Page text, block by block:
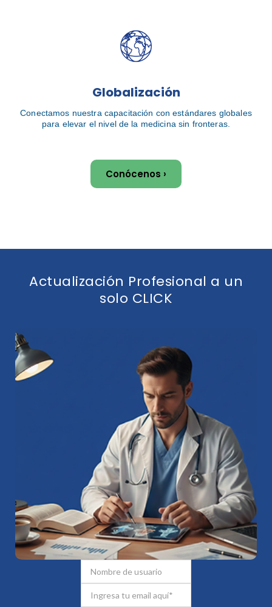
Globalización
Conectamos nuestra capacitación con estándares globales
para elevar el nivel de la medicina sin fronteras.
Conócenos ›
Actualización Profesional a un
solo CLICK